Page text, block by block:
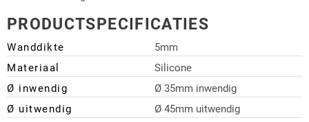
PRODUCTSPECIFICATIES
Wanddikte
5mm
Materiaal
Silicone
Ø inwendig
Ø 35mm inwendig
Ø uitwendig
Ø 45mm uitwendig